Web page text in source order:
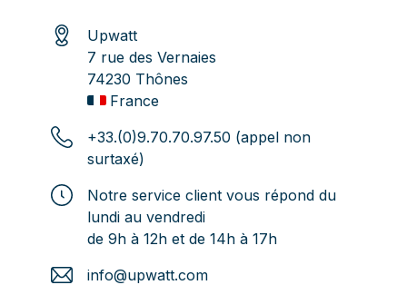
Upwatt
7 rue des Vernaies
74230 Thônes
France
+33.(0)9.70.70.97.50 (appel non
surtaxé)
Notre service client vous répond du
lundi au vendredi
de 9h à 12h et de 14h à 17h
info@upwatt.com